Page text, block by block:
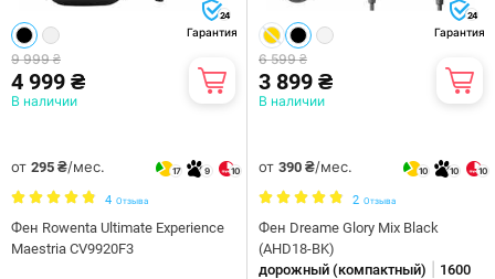
24
Гарантия
9 999 ₴
4 999 ₴
В наличии
от 295 ₴/мес. 17 9 10
4 Отзыва
Фен Rowenta Ultimate Experience
Maestria CV9920F3
24
Гарантия
6 599 ₴
3 899 ₴
В наличии
от 390 ₴/мес. 10 10 10
2 Отзыва
Фен Dreame Glory Mix Black
(AHD18-BK)
дорожный (компактный)
1600